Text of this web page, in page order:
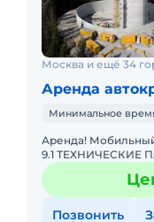
Москва и ещё 34
Аренда
Минимальное время
Аренда! Мобильный автокран (кран) Liebherr LTM 11200-
9.1 ТЕХНИЧЕСКИЕ
грузоподъёмность:
м Макс.
Позвонить